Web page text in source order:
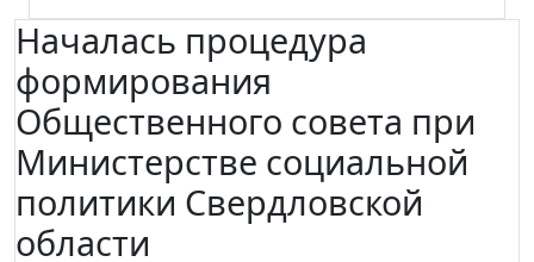
Началась процедура
формирования
Общественного совета при
Министерстве социальной
политики Свердловской
области